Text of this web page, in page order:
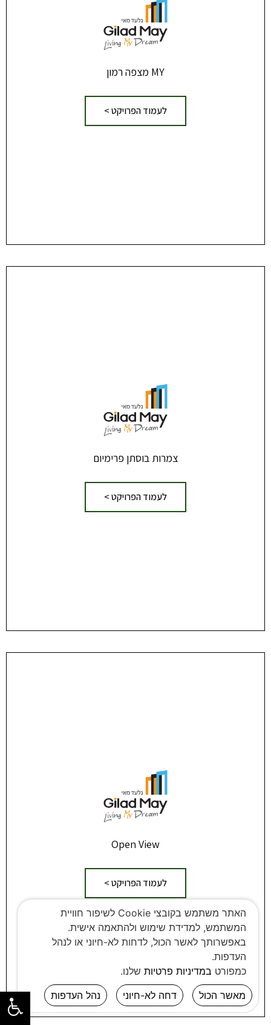
MY מצפה רמון
לעמוד הפרויקט >
צמרות בוסתן פרימיום
לעמוד הפרויקט >
Open View
לעמוד הפרויקט >
האתר משתמש בקובצי Cookie לשיפור חוויית
המשתמש, למדידת שימוש ולהתאמה אישית.
באפשרותך לאשר הכול, לדחות לא-חיוני או לנהל
העדפות.
כמפורט במדיניות פרטיות שלנו.
מאשר הכול
דחה לא-חיוני נהל העדפות